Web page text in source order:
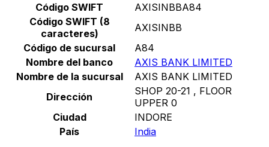
Código SWIFT
AXISINBBA84
Código SWIFT (8
caracteres)
AXISINBB
Código de sucursal
A84
Nombre del banco
AXIS BANK LIMITED
Nombre de la sucursal
AXIS BANK LIMITED
Dirección
SHOP 20-21 , FLOOR
UPPER 0
Ciudad
INDORE
País
India